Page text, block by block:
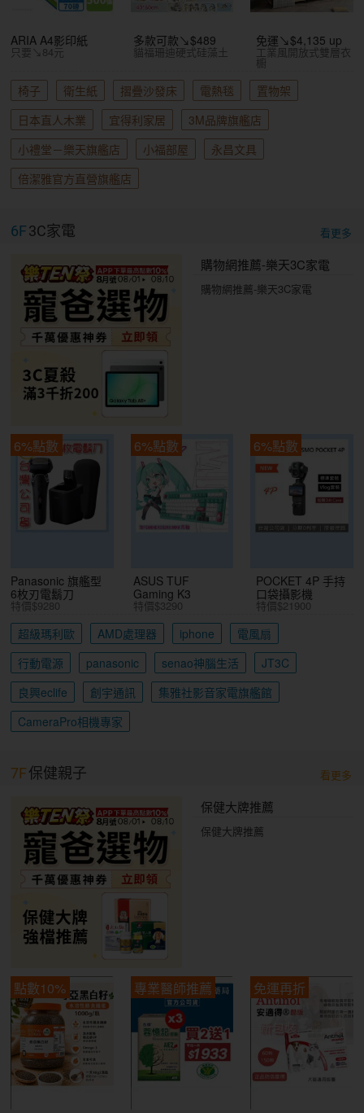
ARIA A4影印紙
只要↘84元
多款可款↘$489
貓福珊迪硬式硅藻土
免運↘$4,135 up
工業風開放式雙層衣
櫥
椅子 衛生紙 摺疊沙發床 電熱毯
置物架
日本直人木業
宜得利家居
3M品牌旗艦店
小禮堂－樂天旗艦店
小福部屋
永昌文具
倍潔雅官方直營旗艦店
6F3C家電 看更多
購物網推薦-樂天3C家電
購物網推薦-樂天3C家電
6%點數
Panasonic 旗艦型
6枚刃電鬍刀
特價$9280
6%點數
ASUS TUF
Gaming K3
特價$3290
6%點數
POCKET 4P 手持
口袋攝影機
特價$21900
超級瑪利歐 AMD處理器 iphone
電風扇
行動電源
panasonic senao神腦生活
JT3C
良興eclife
創宇通訊
集雅社影音家電旗艦館
CameraPro相機專家
7F保健親子 看更多
保健大牌推薦
保健大牌推薦
點數10% 專業醫師推薦 免運再折